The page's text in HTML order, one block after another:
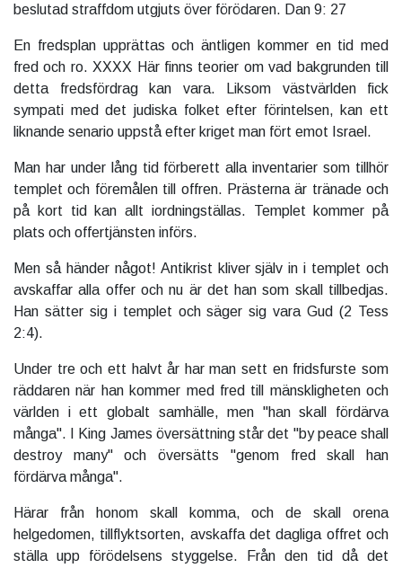
beslutad straffdom utgjuts över förödaren. Dan 9: 27
En fredsplan upprättas och äntligen kommer en tid med
fred och ro. XXXX Här finns teorier om vad bakgrunden till
detta fredsfördrag kan vara. Liksom västvärlden fick
sympati med det judiska folket efter förintelsen, kan ett
liknande senario uppstå efter kriget man fört emot Israel.
Man har under lång tid förberett alla inventarier som tillhör
templet och föremålen till offren. Prästerna är tränade och
på kort tid kan allt iordningställas. Templet kommer på
plats och offertjänsten införs.
Men så händer något! Antikrist kliver själv in i templet och
avskaffar alla offer och nu är det han som skall tillbedjas.
Han sätter sig i templet och säger sig vara Gud (2 Tess
2:4).
Under tre och ett halvt år har man sett en fridsfurste som
räddaren när han kommer med fred till mänskligheten och
världen i ett globalt samhälle, men "han skall fördärva
många". I King James översättning står det "by peace shall
destroy many" och översätts "genom fred skall han
fördärva många".
Härar från honom skall komma, och de skall orena
helgedomen, tillflyktsorten, avskaffa det dagliga offret och
ställa upp förödelsens styggelse. Från den tid då det